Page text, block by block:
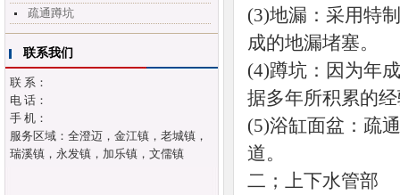
疏通蹲坑
联系我们
联 系：
电 话：
手 机：
服务区域：全澄迈，金江镇，老城镇，
瑞溪镇，永发镇，加乐镇，文儒镇
(3)地漏：采用特
成的地漏堵塞。
(4)蹲坑：因为年
据多年所积累的
(5)浴缸面盆：疏
道。
二；上下水管部